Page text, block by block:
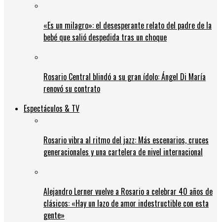
«Es un milagro»: el desesperante relato del padre de la
bebé que salió despedida tras un choque
Rosario Central blindó a su gran ídolo: Ángel Di María
renovó su contrato
Espectáculos & TV
Rosario vibra al ritmo del jazz: Más escenarios, cruces
generacionales y una cartelera de nivel internacional
Alejandro Lerner vuelve a Rosario a celebrar 40 años de
clásicos: «Hay un lazo de amor indestructible con esta
gente»